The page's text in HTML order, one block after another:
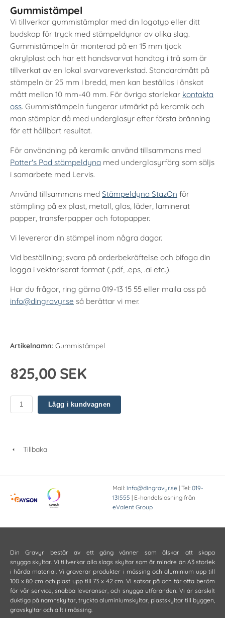
Gummistämpel
Vi tillverkar gummistämplar med din logotyp eller ditt
budskap för tryck med stämpeldynor av olika slag.
Gummistämpeln är monterad på en 15 mm tjock
akrylplast och har ett handsvarvat handtag i trä som är
tillverkat av en lokal svarvareverkstad. Standardmått på
stämpeln är 25 mm i bredd, men kan beställas i önskat
mått mellan 10 mm-40 mm. För övriga storlekar kontakta
oss. Gummistämpeln fungerar utmärkt på keramik och
man stämplar då med underglasyr efter första bränning
för ett hållbart resultat.
För användning på keramik: använd tillsammans med
Potter's Pad stämpeldyna med underglasyrfärg som säljs
i samarbete med Lervis.
Använd tillsammans med Stämpeldyna StazOn för
stämpling på ex plast, metall, glas, läder, laminerat
papper, transferpapper och fotopapper.
Vi levererar din stämpel inom några dagar.
Vid beställning; svara på orderbekräftelse och bifoga din
logga i vektoriserat format (.pdf, .eps, .ai etc.).
Har du frågor, ring gärna 019-13 15 55 eller maila oss på
info@dingravyr.se så berättar vi mer.
Artikelnamn: Gummistämpel
825,00 SEK
Lägg i kundvagnen
Tillbaka
Mail: info@dingravyr.se | Tel: 019-
131555 | E-handelslösning från
eValent Group
Din Gravyr består av ett gäng vänner som älskar att skapa
snygga skyltar. Vi tillverkar alla slags skyltar som är mindre än A3 storlek
i hårda material. Vi graverar produkter i mässing och aluminium upp till
100 x 80 cm och plast upp till 73 x 42 cm. Vi satsar på och får ofta beröm
för vår service, snabba leveranser, och snygga utföranden. Vi är särskilt
duktiga på namnskyltar, tryckta aluminiumskyltar, plastskyltar till byggen,
gravskyltar och allt i mässing.